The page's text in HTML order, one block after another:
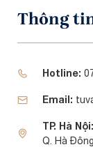
Thông
Hotline:
Email:
TP. Hà Nội:
Q. Hà Đông